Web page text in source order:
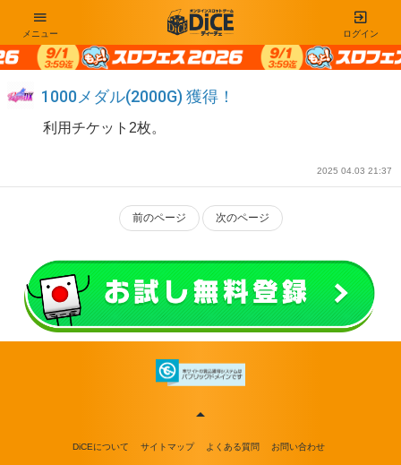
ログイン
メニュー
1000メダル(2000G) 獲得！
利用チケット2枚。
2025 04.03 21:37
前のページ 次のページ
DiCEについて サイトマップ よくある質問 お問い合わせ